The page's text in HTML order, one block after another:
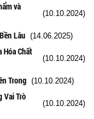
và
(10.10.2024)
Lâu (14.06.2025)
Hóa Chất
(10.10.2024)
Trong (10.10.2024)
Vai Trò
(10.10.2024)